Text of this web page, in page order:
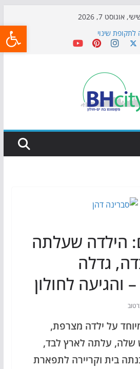
אוגוסט 7, 2026
שינוי
לכבוש את הגינות: מאות משפחות
מיוחדת: הקרנת גמר המונדיאל בטרמינל
בבת־ים: חוף הריביירה הופך למרחב
הילדה שעלתה
גדלה
לחולון
על ילדה מצרפת,
עלתה לארץ לבד,
בית וקריירה לתפארת